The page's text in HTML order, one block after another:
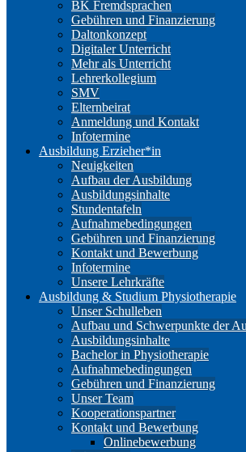
BK Fremdsprachen
Gebühren und Finanzierung
Daltonkonzept
Digitaler Unterricht
Mehr als Unterricht
Lehrerkollegium
SMV
Elternbeirat
Anmeldung und Kontakt
Infotermine
Ausbildung Erzieher*in
Neuigkeiten
Aufbau der Ausbildung
Ausbildungsinhalte
Stundentafeln
Aufnahmebedingungen
Gebühren und Finanzierung
Kontakt und Bewerbung
Infotermine
Unsere Lehrkräfte
Ausbildung & Studium Physiotherapie
Unser Schulleben
Aufbau und Schwerpunkte der
Ausbildungsinhalte
Bachelor in Physiotherapie
Aufnahmebedingungen
Gebühren und Finanzierung
Unser Team
Kooperationspartner
Kontakt und Bewerbung
Onlinebewerbung